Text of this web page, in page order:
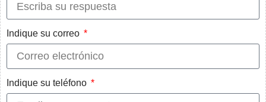
Indique su correo
Indique su teléfono